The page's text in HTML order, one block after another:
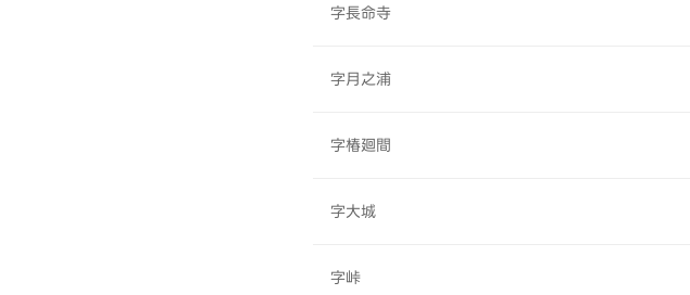
字長命寺
字月之浦
字椿廻間
字大城
字峠